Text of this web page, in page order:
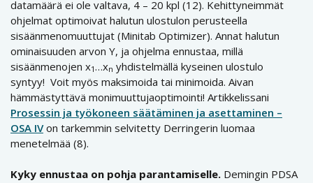
datamäärä ei ole valtava, 4 – 20 kpl (12). Kehittyneimmät
ohjelmat optimoivat halutun ulostulon perusteella
sisäänmenomuuttujat (Minitab Optimizer). Annat halutun
ominaisuuden arvon Y, ja ohjelma ennustaa, millä
sisäänmenojen x1…xn yhdistelmällä kyseinen ulostulo
syntyy! Voit myös maksimoida tai minimoida. Aivan
hämmästyttävä monimuuttujaoptimointi! Artikkelissani
Prosessin ja työkoneen säätäminen ja asettaminen –
OSA IVon tarkemmin selvitetty Derringerin luomaa
menetelmää (8).
Kyky ennustaa on pohja parantamiselle. Demingin PDSA